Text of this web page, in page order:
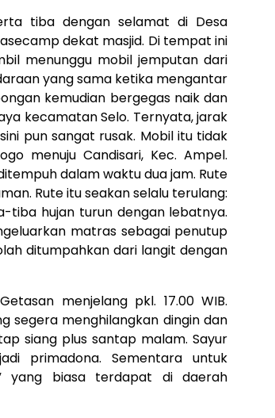
tiba dengan selamat di Desa
dekat masjid. Di tempat ini
menunggu mobil jemputan dari
yang sama ketika mengantar
kemudian bergegas naik dan
kecamatan Selo. Ternyata, jarak
pun sangat rusak. Mobil itu tidak
menuju Candisari, Kec. Ampel.
dalam waktu dua jam. Rute
Rute itu seakan selalu terulang:
tiba hujan turun dengan lebatnya.
matras sebagai penutup
ditumpahkan dari langit dengan
menjelang pkl. 17.00 WIB.
segera menghilangkan dingin dan
siang plus santap malam. Sayur
primadona. Sementara untuk
yang biasa terdapat di daerah